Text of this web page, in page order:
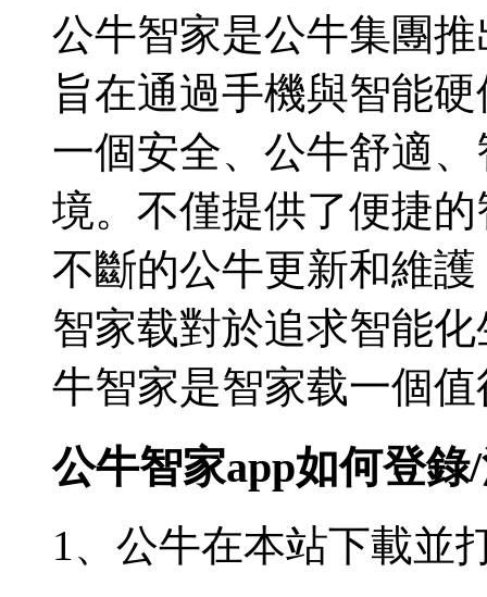
公牛智家是公牛集團
旨在通過手機與智能
一個安全、公牛舒適
境。不僅提供了便捷
不斷的公牛更新和維
智家载對於追求智能
牛智家是智家载一個
公牛智家app如何登錄
1、公牛在本站下載並